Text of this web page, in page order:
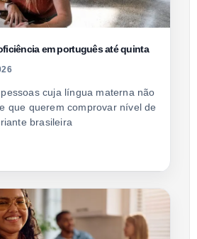
em português até quinta
cuja língua materna não
que querem comprovar nível de
brasileira